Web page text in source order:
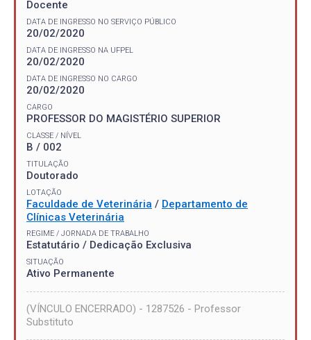
Docente
DATA DE INGRESSO NO SERVIÇO PÚBLICO
20/02/2020
DATA DE INGRESSO NA UFPEL
20/02/2020
DATA DE INGRESSO NO CARGO
20/02/2020
CARGO
PROFESSOR DO MAGISTÉRIO SUPERIOR
CLASSE / NÍVEL
B / 002
TITULAÇÃO
Doutorado
LOTAÇÃO
Faculdade de Veterinária / Departamento de
Clínicas Veterinária
REGIME / JORNADA DE TRABALHO
Estatutário / Dedicação Exclusiva
SITUAÇÃO
Ativo Permanente
(VÍNCULO ENCERRADO) - 1287526 - Professor
Substituto